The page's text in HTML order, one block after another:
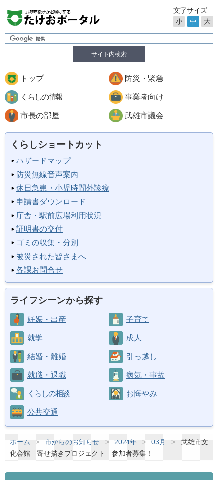
サイト内検索
文字サイズ
小
中 大
トップ 防災・緊急
くらしの情報 事業者向け
市長の部屋 武雄市議会
くらしショートカット
ハザードマップ
防災無線音声案内
休日急患・小児時間外診療
申請書ダウンロード
庁舎・駅前広場利用状況
証明書の交付
ゴミの収集・分別
被災された皆さまへ
各課お問合せ
ライフシーンから探す
妊娠・出産 子育て
就学 成人
結婚・離婚 引っ越し
就職・退職 病気・事故
くらしの相談 お悔やみ
公共交通
ホーム > 市からのお知らせ > 2024年 > 03月 >
武雄市文
化会館 寄せ描きプロジェクト 参加者募集！